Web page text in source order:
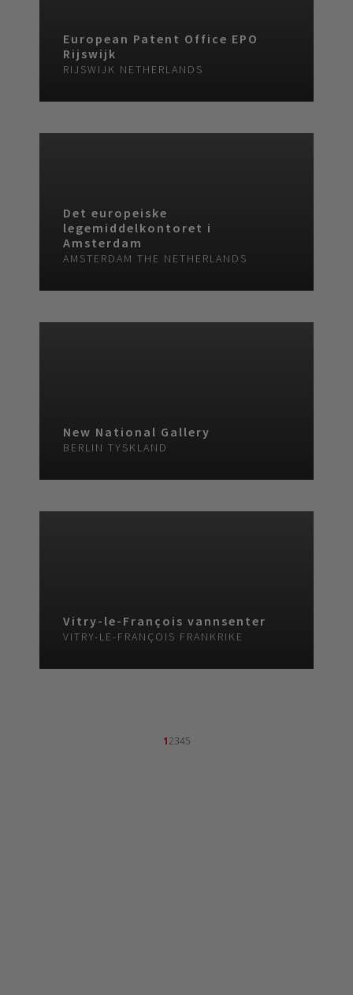
European Patent Office EPO
Rijswijk
RIJSWIJK NETHERLANDS
Det europeiske
legemiddelkontoret i
Amsterdam
AMSTERDAM THE NETHERLANDS
New National Gallery
BERLIN TYSKLAND
Vitry-le-François vannsenter
VITRY-LE-FRANÇOIS FRANKRIKE
12345